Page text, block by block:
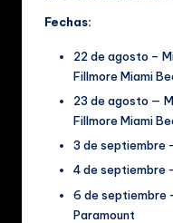
Fechas:
22 de agosto –
Fillmore Miami
23 de agosto —
Fillmore Miami
3 de septiembre
4 de septiembre
6 de septiembre
Paramount